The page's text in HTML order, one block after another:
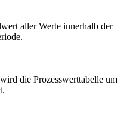
aller Werte innerhalb der
die Prozesswerttabelle um